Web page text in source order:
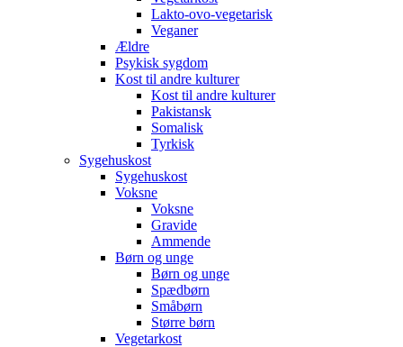
Lakto-ovo-vegetarisk
Veganer
Ældre
Psykisk sygdom
Kost til andre kulturer
Kost til andre kulturer
Pakistansk
Somalisk
Tyrkisk
Sygehuskost
Sygehuskost
Voksne
Voksne
Gravide
Ammende
Børn og unge
Børn og unge
Spædbørn
Småbørn
Større børn
Vegetarkost